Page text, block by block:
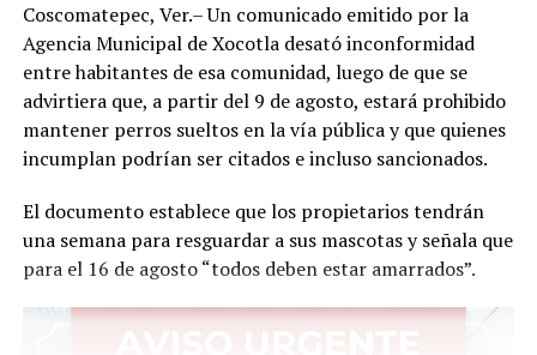
RELATED TOPICS:
DESPUÉS
Se reúne la FGE con el Comité Internacional de la Cruz
Roja
ANTES
Guardan minuto de silencio en memoria de Alma Rosa
Coscomatepec, Ver.– Un comunicado emitido por la
Agencia Municipal de Xocotla desató inconformidad
entre habitantes de esa comunidad, luego de que se
advirtiera que, a partir del 9 de agosto, estará prohibido
mantener perros sueltos en la vía pública y que quienes
incumplan podrían ser citados e incluso sancionados.
El documento establece que los propietarios tendrán
una semana para resguardar a sus mascotas y señala que
para el 16 de agosto “todos deben estar amarrados”.